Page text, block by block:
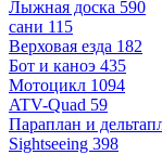
Лыжная доска 590
сани 115
Верховая езда 182
Бот и каноэ 435
Мотоцикл 1094
ATV-Quad 59
Параплан и
Sightseeing 398